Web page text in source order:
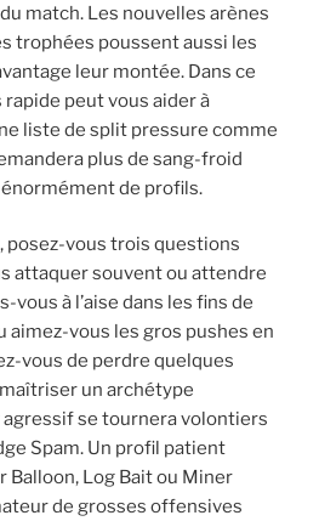
match. Les nouvelles arènes
trophées poussent aussi les
leur montée. Dans ce
peut vous aider à
liste de split pressure comme
plus de sang-froid
de profils.
posez-vous trois questions
attaquer souvent ou attendre
vous à l’aise dans les fins de
aimez-vous les gros pushes en
vous de perdre quelques
un archétype
se tournera volontiers
Spam. Un profil patient
Log Bait ou Miner
de grosses offensives